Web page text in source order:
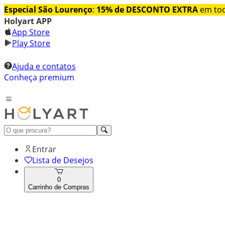
Especial São Lourenço: 15% de DESCONTO EXTRA em
Holyart APP
App Store
Play Store
Ajuda e contatos
Conheça premium
Entrar
Lista de Desejos
0
Carrinho de Compras